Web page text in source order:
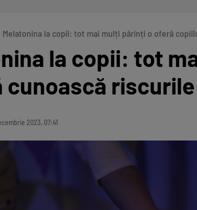
Melatonina la copii: tot mai mulți părinți o oferă
la copii: tot
cunoască riscurile
2023, 07:41